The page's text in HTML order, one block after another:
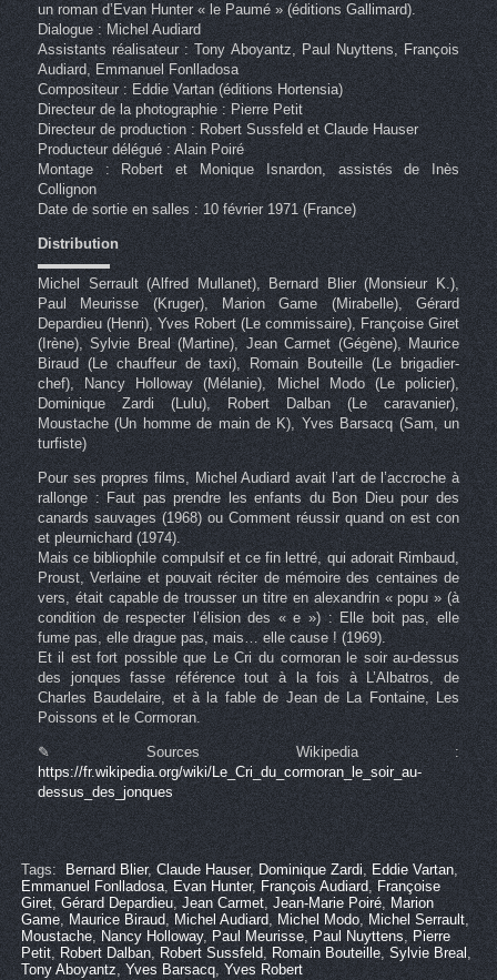
un roman d’Evan Hunter « le Paumé » (éditions Gallimard).
Dialogue : Michel Audiard
Assistants réalisateur : Tony Aboyantz, Paul Nuyttens, François
Audiard, Emmanuel Fonlladosa
Compositeur : Eddie Vartan (éditions Hortensia)
Directeur de la photographie : Pierre Petit
Directeur de production : Robert Sussfeld et Claude Hauser
Producteur délégué : Alain Poiré
Montage : Robert et Monique Isnardon, assistés de Inès
Collignon
Date de sortie en salles : 10 février 1971 (France)
Distribution
▬▬▬▬▬
Michel Serrault (Alfred Mullanet), Bernard Blier (Monsieur K.),
Paul Meurisse (Kruger), Marion Game (Mirabelle), Gérard
Depardieu (Henri), Yves Robert (Le commissaire), Françoise Giret
(Irène), Sylvie Breal (Martine), Jean Carmet (Gégène), Maurice
Biraud (Le chauffeur de taxi), Romain Bouteille (Le brigadier-
chef), Nancy Holloway (Mélanie), Michel Modo (Le policier),
Dominique Zardi (Lulu), Robert Dalban (Le caravanier),
Moustache (Un homme de main de K), Yves Barsacq (Sam, un
turfiste)
Pour ses propres films, Michel Audiard avait l’art de l’accroche à
rallonge : Faut pas prendre les enfants du Bon Dieu pour des
canards sauvages (1968) ou Comment réussir quand on est con
et pleurnichard (1974).
Mais ce bibliophile compulsif et ce fin lettré, qui adorait Rimbaud,
Proust, Verlaine et pouvait réciter de mémoire des centaines de
vers, était capable de trousser un titre en alexandrin « popu » (à
condition de respecter l’élision des « e ») : Elle boit pas, elle
fume pas, elle drague pas, mais… elle cause ! (1969).
Et il est fort possible que Le Cri du cormoran le soir au-dessus
des jonques fasse référence tout à la fois à L’Albatros, de
Charles Baudelaire, et à la fable de Jean de La Fontaine, Les
Poissons et le Cormoran.
✎ Sources Wikipedia :
https://fr.wikipedia.org/wiki/Le_Cri_du_cormoran_le_soir_au-
dessus_des_jonques
Tags:Bernard Blier,Claude Hauser, Dominique Zardi,Eddie Vartan,
Emmanuel Fonlladosa, Evan Hunter, François Audiard, Françoise
Giret, Gérard Depardieu,Jean Carmet, Jean-Marie Poiré,Marion
Game, Maurice Biraud, Michel Audiard, Michel Modo,Michel Serrault,
Moustache,Nancy Holloway, Paul Meurisse,Paul Nuyttens,Pierre
Petit, Robert Dalban,Robert Sussfeld,Romain Bouteille,Sylvie Breal,
Tony Aboyantz,Yves Barsacq,Yves Robert